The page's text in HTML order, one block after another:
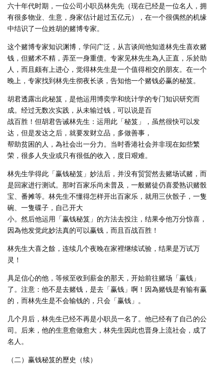
六十年代时期，一位公司小职员林先先（现在已经是一位名人，拥
有很多物业、生意，身家估计超过五亿元），在一个很偶然的机缘
中结识了一位姓胡的赌博专家。
这个赌博专家知识渊博，学问广泛，从言谈间他知道林先生喜欢赌
钱，但赌术不精，弄至一身重债。专家见林先生為人正直，乐於助
人，而且颇有上进心，觉得林先生是一个值得相交的朋友。在一个
晚上，专家找到林先生彻夜长谈，告知他一个赌钱必赢的秘笈。
胡君透露出此秘笈，是他运用博奕学和统计学的专门知识研究而
成。经过无数次实践，从未输过钱，可以说是百
战百胜！但胡君告诫林先生：运用此「秘笈」，虽然很快可以发
达，但是发达之后，就要发财立品，多做善事，
帮助贫困的人，為社会出一分力。当时香港社会并非现在如些繁
荣，很多人失业或只有很低的收入，度日艰难。
林先生学得此「赢钱秘笈」妙法后，并没有贸贸然去赌场试赌，而
是回家进行测试。那时百家乐尚未普及，一般赌徒仍喜爱熟识赌骰
宝、番摊等。林先生不懂得怎样开出百家乐，就用三伙骰子，一隻
碗、一隻碟子，自己开大
小。然后他运用「赢钱秘笈」的方法去投注，结果令他万分惊喜，
因為他发觉此妙法真的可以赢钱，而且百战百胜！
林先生大喜之餘，连续几个夜晚在家裡继续试验，结果是万试万
灵！
具足信心的他，等候至收到薪金的那天，开始前往赌场「赢钱」
了。注意：他不是去赌钱，是去「赢钱」啊！因為赌钱是有输有赢
的，而林先生是不会输钱的，只会「赢钱」。
几个月后，林先生已经不再是小职员一名了。他已经有了自己的公
司。后来，他的生意愈做愈大，林先生因此也晋身上流社会，成了
名人。
（二）赢钱秘笈的歷史（续）